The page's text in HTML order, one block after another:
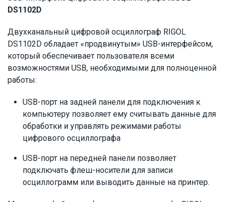
DS1102D
Двухканальный цифровой осциллограф RIGOL
DS1102D обладает «продвинутым» USB-интерфейсом,
который обеспечивает пользователя всеми
возможностями USB, необходимыми для полноценной
работы:
USB-порт на задней панели для подключения к
компьютеру позволяет ему считывать данные для
обработки и управлять режимами работы
цифрового осциллографа
USB-порт на передней панели позволяет
подключать флеш-носители для записи
осциллограмм или выводить данные на принтер.